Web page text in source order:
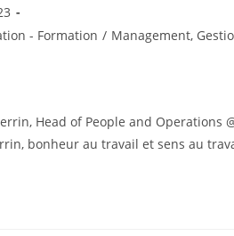
- Formation / Management,
Head of People and Operations
bonheur au travail et sens au